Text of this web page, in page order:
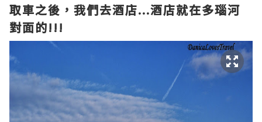
取車之後 ，我們去酒店...酒店就在多瑙河
對面的!!!